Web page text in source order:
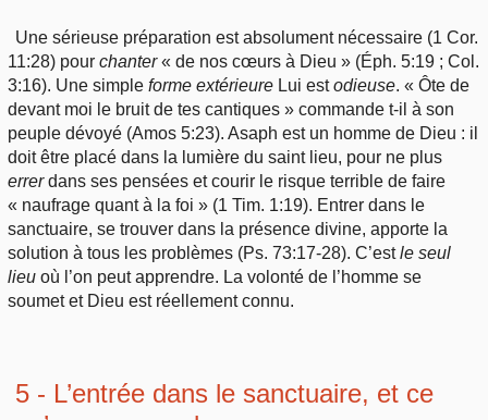
Une sérieuse préparation est absolument nécessaire (1 Cor.
11:28) pour chanter« de nos cœurs à Dieu » (Éph. 5:19 ; Col.
3:16). Une simple forme extérieure Lui estodieuse. « Ôte de
devant moi le bruit de tes cantiques » commande t-il à son
peuple dévoyé (Amos 5:23). Asaph est un homme de Dieu : il
doit être placé dans la lumière du saint lieu, pour ne plus
errerdans ses pensées et courir le risque terrible de faire
« naufrage quant à la foi » (1 Tim. 1:19). Entrer dans le
sanctuaire, se trouver dans la présence divine, apporte la
solution à tous les problèmes (Ps. 73:17-28). C’estle seul
lieu où l’on peut apprendre. La volonté de l’homme se
soumet et Dieu est réellement connu.
5 - L’entrée dans le sanctuaire, et ce